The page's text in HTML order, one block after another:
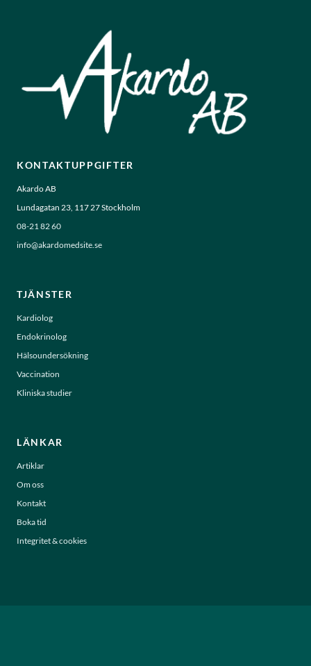
KONTAKTUPPGIFTER
Akardo AB
Lundagatan 23, 117 27 Stockholm
08-21 82 60
info@akardomedsite.se
TJÄNSTER
Kardiolog
Endokrinolog
Hälsoundersökning
Vaccination
Kliniska studier
LÄNKAR
Artiklar
Om oss
Kontakt
Boka tid
Integritet & cookies